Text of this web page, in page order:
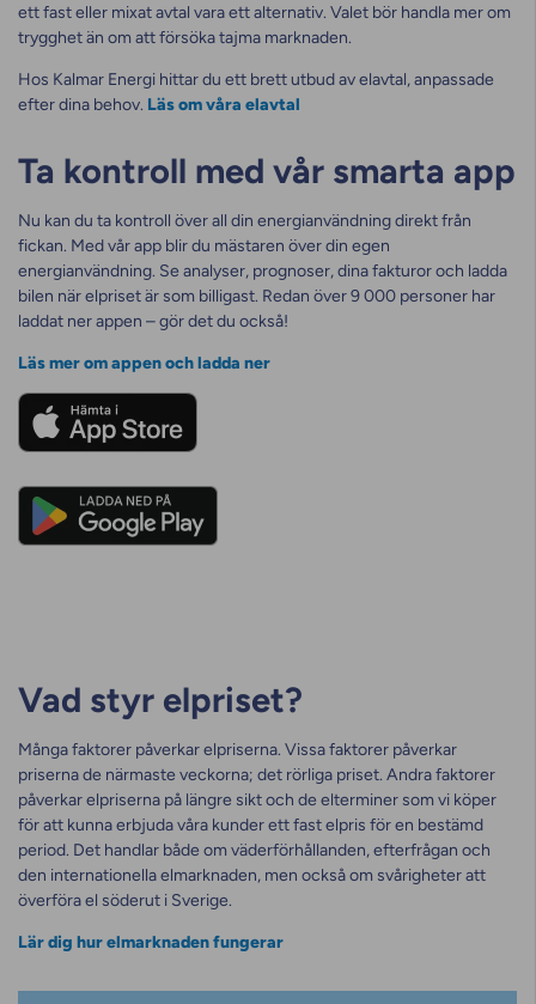
ett fast eller mixat avtal vara ett alternativ. Valet bör handla mer om
trygghet än om att försöka tajma marknaden.
Hos Kalmar Energi hittar du ett brett utbud av elavtal, anpassade
efter dina behov. Läs om våra elavtal
Ta kontroll med vår smarta app
Nu kan du ta kontroll över all din energianvändning direkt från
fickan. Med vår app blir du mästaren över din egen
energianvändning. Se analyser, prognoser, dina fakturor och ladda
bilen när elpriset är som billigast. Redan över 9 000 personer har
laddat ner appen – gör det du också!
Läs mer om appen och ladda ner
Vad styr elpriset?
Många faktorer påverkar elpriserna. Vissa faktorer påverkar
priserna de närmaste veckorna; det rörliga priset. Andra faktorer
påverkar elpriserna på längre sikt och de elterminer som vi köper
för att kunna erbjuda våra kunder ett fast elpris för en bestämd
period. Det handlar både om väderförhållanden, efterfrågan och
den internationella elmarknaden, men också om svårigheter att
överföra el söderut i Sverige.
Lär dig hur elmarknaden fungerar